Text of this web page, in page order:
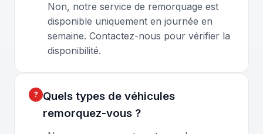
Non, notre service de remorquage est
disponible uniquement en journée en
semaine. Contactez-nous pour vérifier la
disponibilité.
Quels types de véhicules
remorquez-vous ?